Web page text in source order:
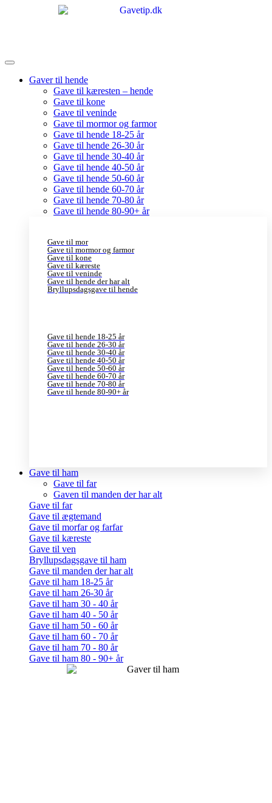
Gaver til hende
Gave til kæresten – hende
Gave til kone
Gave til veninde
Gave til mormor og farmor
Gave til hende 18-25 år
Gave til hende 26-30 år
Gave til hende 30-40 år
Gave til hende 40-50 år
Gave til hende 50-60 år
Gave til hende 60-70 år
Gave til hende 70-80 år
Gave til hende 80-90+ år
Gave til mor
Gave til mormor og farmor
Gave til kone
Gave til kæreste
Gave til veninde
Gave til hende der har alt
Bryllupsdagsgave til hende
Gave til hende 18-25 år
Gave til hende 26-30 år
Gave til hende 30-40 år
Gave til hende 40-50 år
Gave til hende 50-60 år
Gave til hende 60-70 år
Gave til hende 70-80 år
Gave til hende 80-90+ år
Gave til ham
Gave til far
Gaven til manden der har alt
Gave til far
Gave til ægtemand
Gave til morfar og farfar
Gave til kæreste
Gave til ven
Bryllupsdagsgave til ham
Gave til manden der har alt
Gave til ham 18-25 år
Gave til ham 26-30 år
Gave til ham 30 - 40 år
Gave til ham 40 - 50 år
Gave til ham 50 - 60 år
Gave til ham 60 - 70 år
Gave til ham 70 - 80 år
Gave til ham 80 - 90+ år